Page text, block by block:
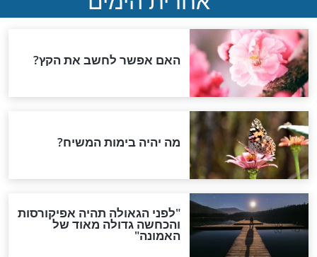
פוגעת בזוגיות
יותר חשוב איך אומרים
הוא שלום הבית?
הרב שלום ארוש בעצה טובה
להימנע ממריבות בדרך
לשלום בית